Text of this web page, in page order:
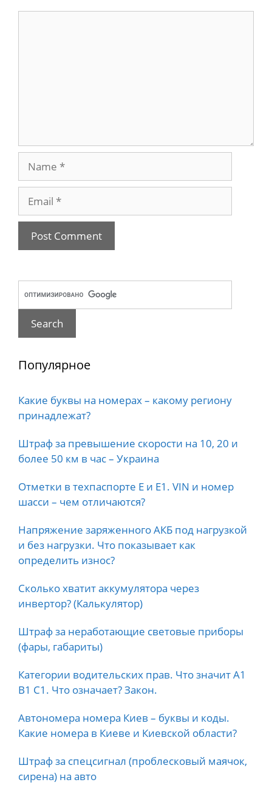
Популярное
Какие буквы на номерах – какому региону
принадлежат?
Штраф за превышение скорости на 10, 20 и
более 50 км в час – Украина
Отметки в техпаспорте E и E1. VIN и номер
шасси – чем отличаются?
Напряжение заряженного АКБ под нагрузкой
и без нагрузки. Что показывает как
определить износ?
Сколько хватит аккумулятора через
инвертор? (Калькулятор)
Штраф за неработающие световые приборы
(фары, габариты)
Категории водительских прав. Что значит А1
B1 C1. Что означает? Закон.
Автономера номера Киев – буквы и коды.
Какие номера в Киеве и Киевской области?
Штраф за спецсигнал (проблесковый маячок,
сирена) на авто